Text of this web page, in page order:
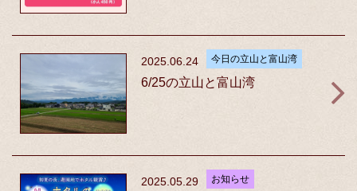
2025.06.24 今日の立山と富山湾
6/25の立山と富山湾
2025.05.29 お知らせ